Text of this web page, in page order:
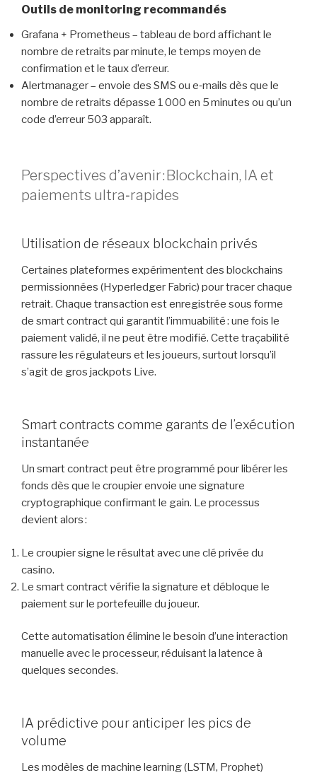
Outils de monitoring recommandés
Grafana + Prometheus – tableau de bord affichant le
nombre de retraits par minute, le temps moyen de
confirmation et le taux d’erreur.
Alertmanager – envoie des SMS ou e‑mails dès que le
nombre de retraits dépasse 1 000 en 5 minutes ou qu’un
code d’erreur 503 apparaît.
Perspectives d’avenir : Blockchain, IA et
paiements ultra‑rapides
Utilisation de réseaux blockchain privés
Certaines plateformes expérimentent des blockchains
permissionnées (Hyperledger Fabric) pour tracer chaque
retrait. Chaque transaction est enregistrée sous forme
de smart contract qui garantit l’immuabilité : une fois le
paiement validé, il ne peut être modifié. Cette traçabilité
rassure les régulateurs et les joueurs, surtout lorsqu’il
s’agit de gros jackpots Live.
Smart contracts comme garants de l’exécution
instantanée
Un smart contract peut être programmé pour libérer les
fonds dès que le croupier envoie une signature
cryptographique confirmant le gain. Le processus
devient alors :
Le croupier signe le résultat avec une clé privée du
casino.
Le smart contract vérifie la signature et débloque le
paiement sur le portefeuille du joueur.
Cette automatisation élimine le besoin d’une interaction
manuelle avec le processeur, réduisant la latence à
quelques secondes.
IA prédictive pour anticiper les pics de
volume
Les modèles de machine learning (LSTM, Prophet)